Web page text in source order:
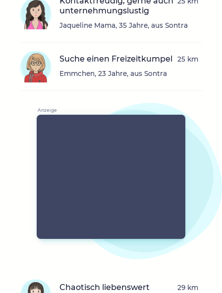
unternehmungslustig
Jaqueline Mama, 35 Jahre, aus Sontra
Suche einen Freizeitkumpel
Emmchen, 23 Jahre, aus Sontra
25 km
Chaotisch liebenswert 29 km